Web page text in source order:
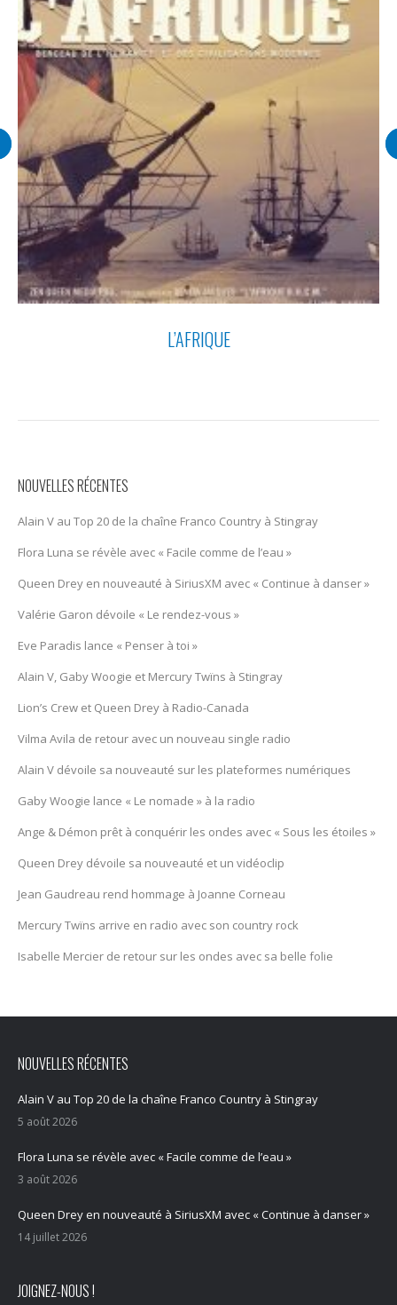
L’AFRIQUE
NOUVELLES RÉCENTES
Alain V au Top 20 de la chaîne Franco Country à Stingray
Flora Luna se révèle avec « Facile comme de l’eau »
Queen Drey en nouveauté à SiriusXM avec « Continue à danser »
Valérie Garon dévoile « Le rendez-vous »
Eve Paradis lance « Penser à toi »
Alain V, Gaby Woogie et Mercury Twïns à Stingray
Lion’s Crew et Queen Drey à Radio-Canada
Vilma Avila de retour avec un nouveau single radio
Alain V dévoile sa nouveauté sur les plateformes numériques
Gaby Woogie lance « Le nomade » à la radio
Ange & Démon prêt à conquérir les ondes avec « Sous les étoiles »
Queen Drey dévoile sa nouveauté et un vidéoclip
Jean Gaudreau rend hommage à Joanne Corneau
Mercury Twïns arrive en radio avec son country rock
Isabelle Mercier de retour sur les ondes avec sa belle folie
NOUVELLES RÉCENTES
Alain V au Top 20 de la chaîne Franco Country à Stingray
5 août 2026
Flora Luna se révèle avec « Facile comme de l’eau »
3 août 2026
Queen Drey en nouveauté à SiriusXM avec « Continue à danser »
14 juillet 2026
JOIGNEZ-NOUS !